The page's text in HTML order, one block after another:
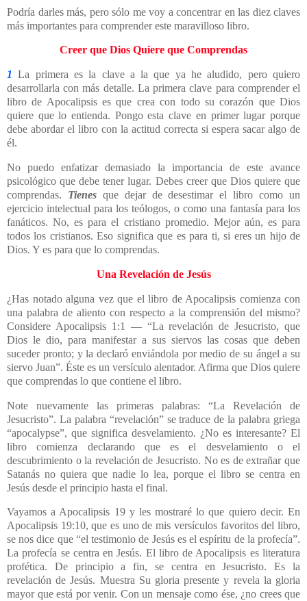
Podría darles más, pero sólo me voy a concentrar en las diez claves
más importantes para comprender este maravilloso libro.
Creer que Dios Quiere que Comprendas
1 La primera es la clave a la que ya he aludido, pero quiero
desarrollarla con más detalle. La primera clave para comprender el
libro de Apocalipsis es que crea con todo su corazón que Dios
quiere que lo entienda. Pongo esta clave en primer lugar porque
debe abordar el libro con la actitud correcta si espera sacar algo de
él.
No puedo enfatizar demasiado la importancia de este avance
psicológico que debe tener lugar. Debes creer que Dios quiere que
comprendas. Tienesque dejar de desestimar el libro como un
ejercicio intelectual para los teólogos, o como una fantasía para los
fanáticos. No, es para el cristiano promedio. Mejor aún, es para
todos los cristianos. Eso significa que es para ti, si eres un hijo de
Dios. Y es para que lo comprendas.
Una Revelación de Jesús
¿Has notado alguna vez que el libro de Apocalipsis comienza con
una palabra de aliento con respecto a la comprensión del mismo?
Considere Apocalipsis 1:1 — “La revelación de Jesucristo, que
Dios le dio, para manifestar a sus siervos las cosas que deben
suceder pronto; y la declaró enviándola por medio de su ángel a su
siervo Juan”. Éste es un versículo alentador. Afirma que Dios quiere
que comprendas lo que contiene el libro.
Note nuevamente las primeras palabras: “La Revelación de
Jesucristo”. La palabra “revelación” se traduce de la palabra griega
“apocalypse”, que significa desvelamiento. ¿No es interesante? El
libro comienza declarando que es el desvelamiento o el
descubrimiento o la revelación de Jesucristo. No es de extrañar que
Satanás no quiera que nadie lo lea, porque el libro se centra en
Jesús desde el principio hasta el final.
Vayamos a Apocalipsis 19 y les mostraré lo que quiero decir. En
Apocalipsis 19:10, que es uno de mis versículos favoritos del libro,
se nos dice que “el testimonio de Jesús es el espíritu de la profecía”.
La profecía se centra en Jesús. El libro de Apocalipsis es literatura
profética. De principio a fin, se centra en Jesucristo. Es la
revelación de Jesús. Muestra Su gloria presente y revela la gloria
mayor que está por venir. Con un mensaje como ése, ¿no crees que